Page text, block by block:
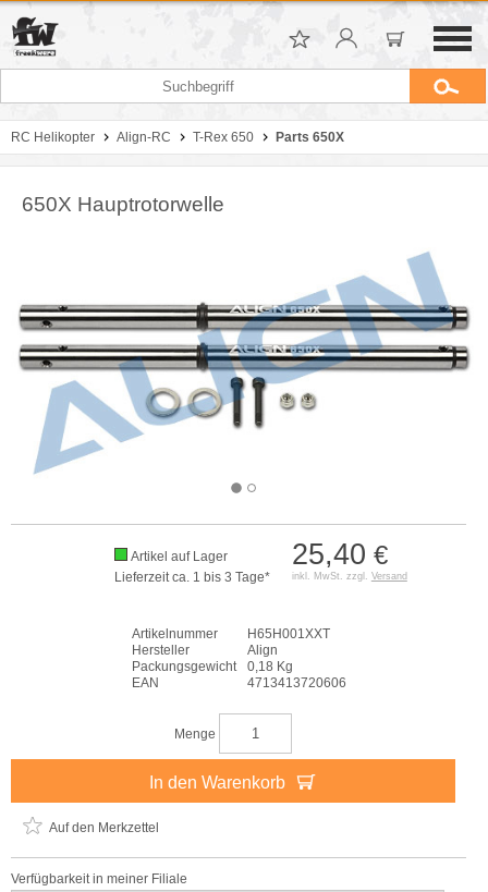
RC Helikopter Align-RC T-Rex 650 Parts 650X
650X Hauptrotorwelle
25,40 €
inkl. MwSt. zzgl. Versand
Artikel auf Lager
Lieferzeit ca. 1 bis 3 Tage*
Artikelnummer
H65H001XXT
Hersteller
Align
Packungsgewicht
0,18 Kg
EAN
4713413720606
Menge
In den Warenkorb
Auf den Merkzettel
Verfügbarkeit in meiner Filiale